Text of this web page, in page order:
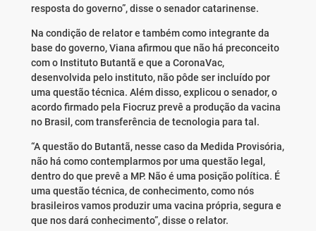
resposta do governo”, disse o senador catarinense.
Na condição de relator e também como integrante da
base do governo, Viana afirmou que não há preconceito
com o Instituto Butantã e que a CoronaVac,
desenvolvida pelo instituto, não pôde ser incluído por
uma questão técnica. Além disso, explicou o senador, o
acordo firmado pela Fiocruz prevê a produção da vacina
no Brasil, com transferência de tecnologia para tal.
“A questão do Butantã, nesse caso da Medida Provisória,
não há como contemplarmos por uma questão legal,
dentro do que prevê a MP. Não é uma posição política. É
uma questão técnica, de conhecimento, como nós
brasileiros vamos produzir uma vacina própria, segura e
que nos dará conhecimento”, disse o relator.